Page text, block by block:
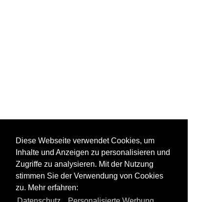
Diese Webseite verwendet Cookies, um
Inhalte und Anzeigen zu personalisieren und
Zugriffe zu analysieren. Mit der Nutzung
stimmen Sie der Verwendung von Cookies
zu. Mehr erfahren: